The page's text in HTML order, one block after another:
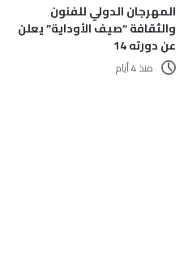
المهرجان الدولي للفنون
والثقافة “صيف الأوداية” يعلن
عن دورته 14
منذ 4 أيام